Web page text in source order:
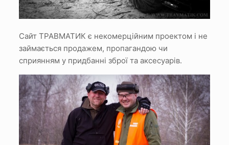
Сайт ТРАВМАТИК є некомерційним проектом і не
займається продажем, пропагандою чи
сприянням у придбанні зброї та аксесуарів.